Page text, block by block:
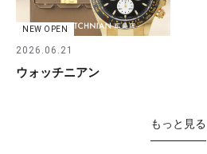
NEW OPEN
2026.06.21
ウォッチニアン
もっと見る